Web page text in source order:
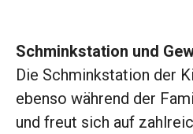
Schminkstation und
Die Schminkstation der
ebenso während der
und freut sich auf